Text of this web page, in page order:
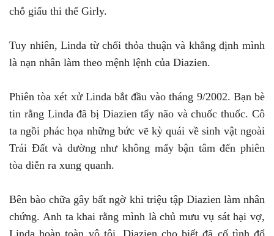
chỗ giấu thi thể Girly.
Tuy nhiên, Linda từ chối thỏa thuận và khẳng định mình
là nạn nhân làm theo mệnh lệnh của Diazien.
Phiên tòa xét xử Linda bắt đầu vào tháng 9/2002. Bạn bè
tin rằng Linda đã bị Diazien tẩy não và chuốc thuốc. Cô
ta ngồi phác họa những bức vẽ kỳ quái về sinh vật ngoài
Trái Đất và dường như không mấy bận tâm đến phiên
tòa diễn ra xung quanh.
Bên bào chữa gây bất ngờ khi triệu tập Diazien làm nhân
chứng. Anh ta khai rằng mình là chủ mưu vụ sát hại vợ,
Linda hoàn toàn vô tội. Diazien cho biết đã cố tình đổ